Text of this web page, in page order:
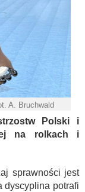
A. Bruchwald
Polski i
na rolkach i
sprawności jest
dyscyplina potrafi